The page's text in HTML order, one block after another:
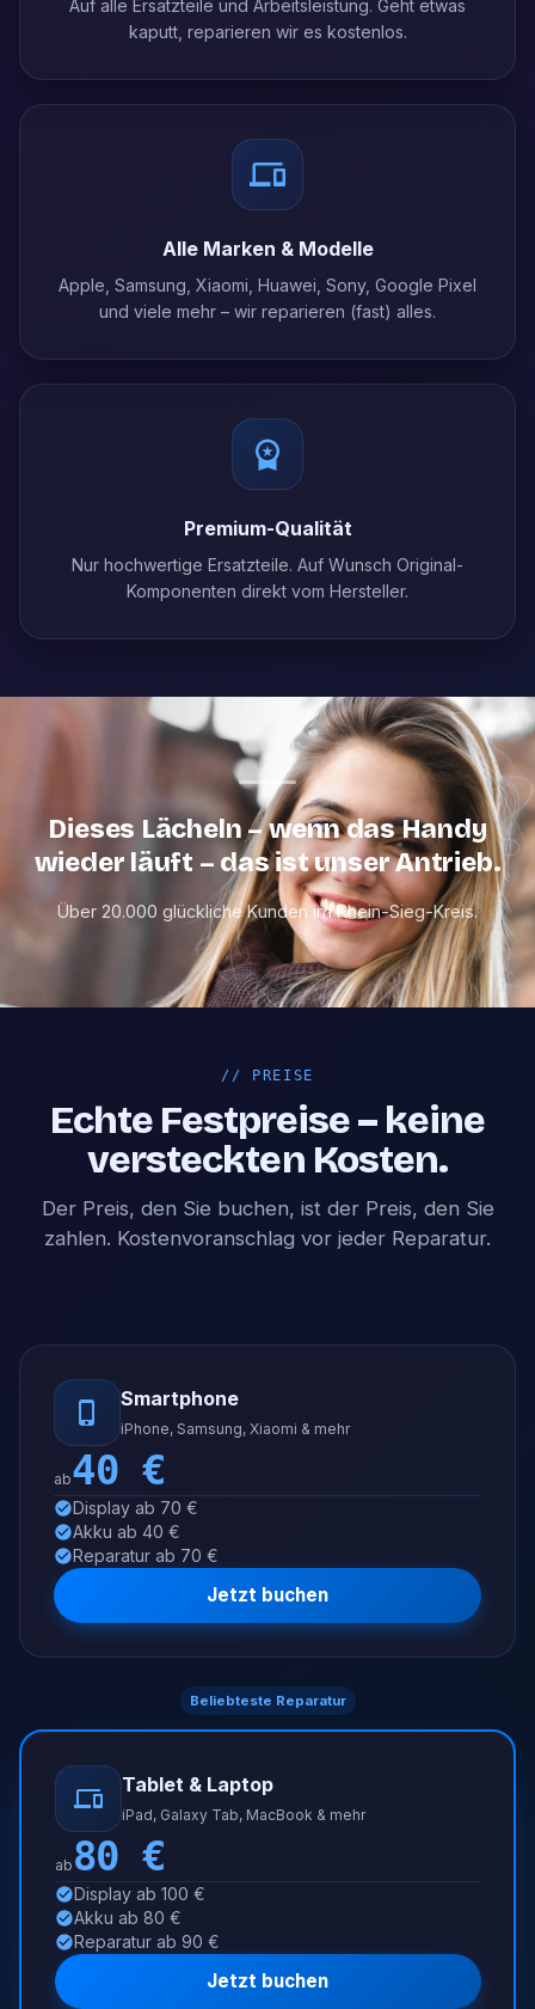
Auf alle Ersatzteile und Arbeitsleistung. Geht etwas
kaputt, reparieren wir es kostenlos.
Alle Marken & Modelle
Apple, Samsung, Xiaomi, Huawei, Sony, Google Pixel
und viele mehr – wir reparieren (fast) alles.
Premium-Qualität
Nur hochwertige Ersatzteile. Auf Wunsch Original-
Komponenten direkt vom Hersteller.
Dieses Lächeln – wenn das Handy
wieder läuft – das ist unser Antrieb.
Über 20.000 glückliche Kunden im Rhein-Sieg-Kreis.
// PREISE
Echte Festpreise – keine
versteckten Kosten.
Der Preis, den Sie buchen, ist der Preis, den Sie
zahlen. Kostenvoranschlag vor jeder Reparatur.
Smartphone
iPhone, Samsung, Xiaomi & mehr
ab40 €
Display ab 70 €
Akku ab 40 €
Reparatur ab 70 €
Jetzt buchen
Beliebteste Reparatur
Tablet & Laptop
iPad, Galaxy Tab, MacBook & mehr
ab 80 €
Display ab 100 €
Akku ab 80 €
Reparatur ab 90 €
Jetzt buchen